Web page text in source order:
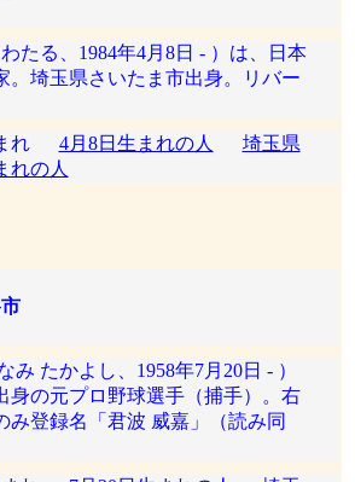
たる、1984年4月8日 - ）は、日本
。埼玉県さいたま市出身。リバー
まれ 4月8日生まれの人
埼玉県
れの人
み たかよし、1958年7月20日 - ）
身の元プロ野球選手（捕手）。右
み登録名「君波 威嘉」（読み同